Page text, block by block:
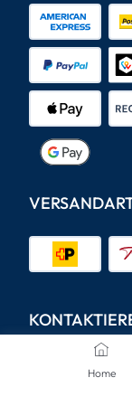
Home
Wir sind hier,